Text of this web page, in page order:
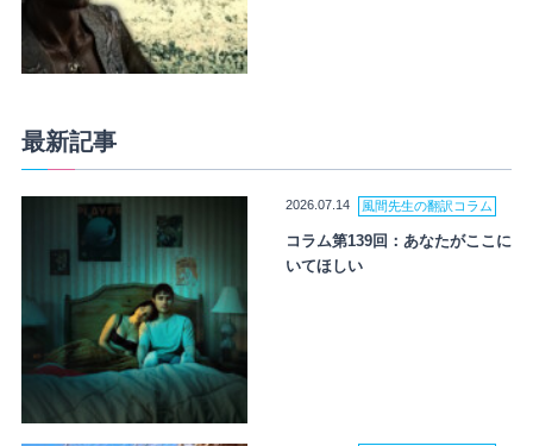
最新記事
2026.07.14 風間先生の翻訳コラム
コラム第139回：あなたがここに
いてほしい